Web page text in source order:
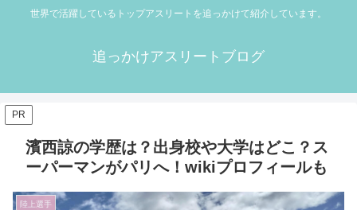
世界で活躍しているトップアスリートを追っかけて紹介しています。
追っかけアスリートブログ
PR
濱西諒の学歴は？出身校や大学はどこ？ス
ーパーマンがパリへ！wikiプロフィールも
陸上選手